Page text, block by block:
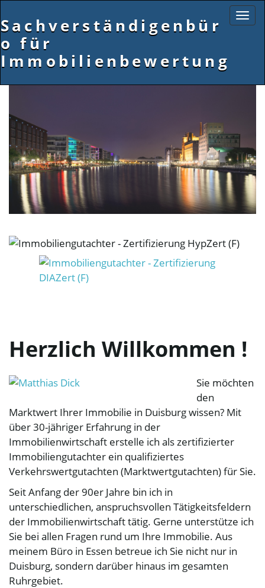
c
a
N
Sachverständigenbür
o für
Immobilienbewertung
Herzlich Willkommen !
Sie möchten
den
Marktwert Ihrer Immobilie in Duisburg wissen? Mit
über 30-jähriger Erfahrung in der
Immobilienwirtschaft erstelle ich als zertifizierter
Immobiliengutachter ein qualifiziertes
Verkehrswertgutachten (Marktwertgutachten) für Sie.
Seit Anfang der 90er Jahre bin ich in
unterschiedlichen, anspruchsvollen Tätigkeitsfeldern
der Immobilienwirtschaft tätig. Gerne unterstütze ich
Sie bei allen Fragen rund um Ihre Immobilie. Aus
meinem Büro in Essen betreue ich Sie nicht nur in
Duisburg, sondern darüber hinaus im gesamten
Ruhrgebiet.